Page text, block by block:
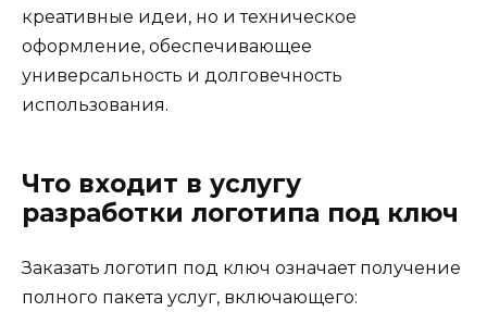
креативные идеи, но и техническое
оформление, обеспечивающее
универсальность и долговечность
использования.
Что входит в услугу
разработки логотипа под ключ
Заказать логотип под ключ означает получение
полного пакета услуг, включающего: